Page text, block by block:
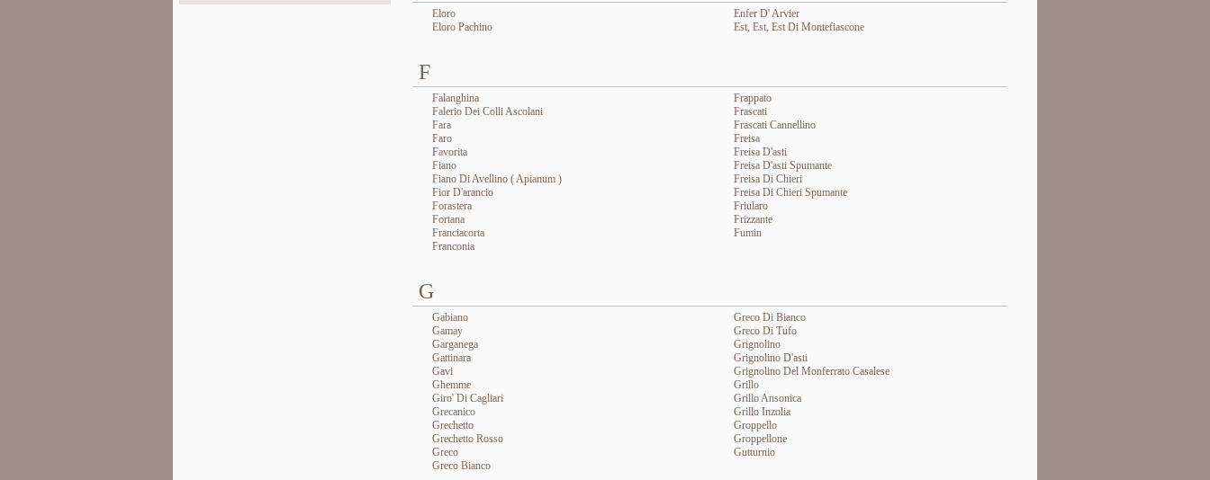
Eloro
Eloro Pachino
Enfer D' Arvier
Est, Est, Est Di Montefiascone
F
Falanghina
Falerio Dei Colli Ascolani
Fara
Faro
Favorita
Fiano
Fiano Di Avellino ( Apianum )
Fior D'arancio
Forastera
Fortana
Franciacorta
Franconia
Frappato
Frascati
Frascati Cannellino
Freisa
Freisa D'asti
Freisa D'asti Spumante
Freisa Di Chieri
Freisa Di Chieri Spumante
Friularo
Frizzante
Fumin
G
Gabiano
Gamay
Garganega
Gattinara
Gavi
Ghemme
Giro' Di Cagliari
Grecanico
Grechetto
Grechetto Rosso
Greco
Greco Bianco
Greco Di Bianco
Greco Di Tufo
Grignolino
Grignolino D'asti
Grignolino Del Monferrato Casalese
Grillo
Grillo Ansonica
Grillo Inzolia
Groppello
Groppellone
Gutturnio